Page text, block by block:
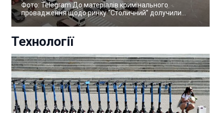
Фото: Telegram До матеріалів кримінального
провадження щодо ринку “Столичний” долучили…
Технології